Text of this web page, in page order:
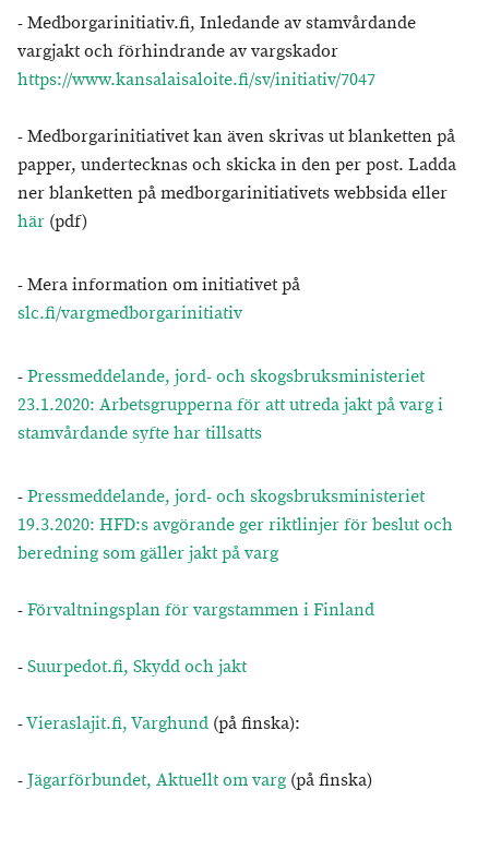
- Medborgarinitiativ.fi, Inledande av stamvårdande
vargjakt och förhindrande av vargskador
https://www.kansalaisaloite.fi/sv/initiativ/7047
- Medborgarinitiativet kan även skrivas ut blanketten på
papper, undertecknas och skicka in den per post. Ladda
ner blanketten på medborgarinitiativets webbsida eller
här (pdf)
- Mera information om initiativet på
slc.fi/vargmedborgarinitiativ
-Pressmeddelande, jord- och skogsbruksministeriet
23.1.2020: Arbetsgrupperna för att utreda jakt på varg i
stamvårdande syfte har tillsatts
-Pressmeddelande, jord- och skogsbruksministeriet
19.3.2020: HFD:s avgörande ger riktlinjer för beslut och
beredning som gäller jakt på varg
-Förvaltningsplan för vargstammen i Finland
-Suurpedot.fi, Skydd och jakt
-Vieraslajit.fi, Varghund (på finska):
-Jägarförbundet, Aktuellt om varg (på finska)